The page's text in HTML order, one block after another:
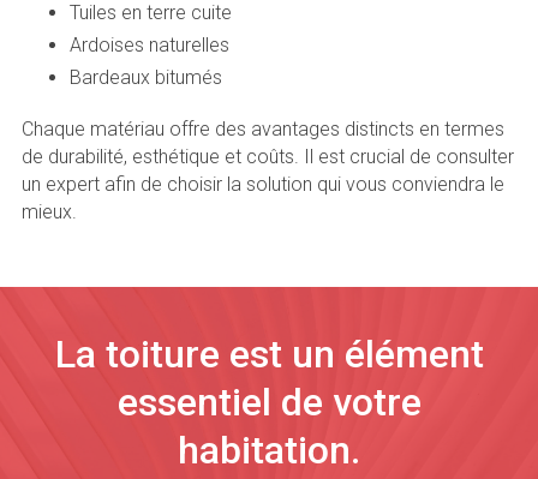
Tuiles en terre cuite
Ardoises naturelles
Bardeaux bitumés
Chaque matériau offre des avantages distincts en termes
de durabilité, esthétique et coûts. Il est crucial de consulter
un expert afin de choisir la solution qui vous conviendra le
mieux.
La toiture est un élément
essentiel de votre
habitation.